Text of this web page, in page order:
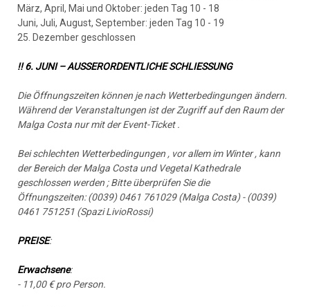
März, April, Mai und Oktober: jeden Tag 10 - 18
Juni, Juli, August, September: jeden Tag 10 - 19
25. Dezember geschlossen
!! 6. JUNI – AUSSERORDENTLICHE SCHLIESSUNG
Die Öffnungszeiten können je nach Wetterbedingungen ändern.
Während der Veranstaltungen ist der Zugriff auf den Raum der
Malga Costa nur mit der Event-Ticket .
Bei schlechten Wetterbedingungen , vor allem im Winter , kann
der Bereich der Malga Costa und Vegetal Kathedrale
geschlossen werden ; Bitte überprüfen Sie die
Öffnungszeiten:(0039) 0461 761029 (Malga Costa) - (0039)
0461 751251 (Spazi LivioRossi)
PREISE:
Erwachsene:
- 11,00 € pro Person.